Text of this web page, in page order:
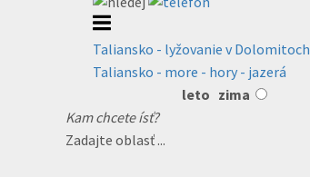
Taliansko - lyžovanie v Dolomitoch
Taliansko - more - hory - jazerá
leto zima
Kam chcete ísť?
Zadajte oblasť ...